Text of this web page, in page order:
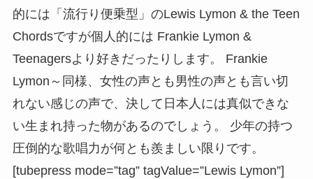
的には「流行り便乗型」のLewis Lymon & the Teen
Chordsですが個人的には Frankie Lymon &
Teenagersより好きだったりします。 Frankie
Lymon～同様、女性の声とも男性の声とも言い切
れない感じの声で、決して日本人には真似できな
い生まれ持った物があるのでしょう。 少年の持つ
圧倒的な歌唱力が何とも羨ましい限りです。
[tubepress mode=”tag” tagValue=”Lewis Lymon”]